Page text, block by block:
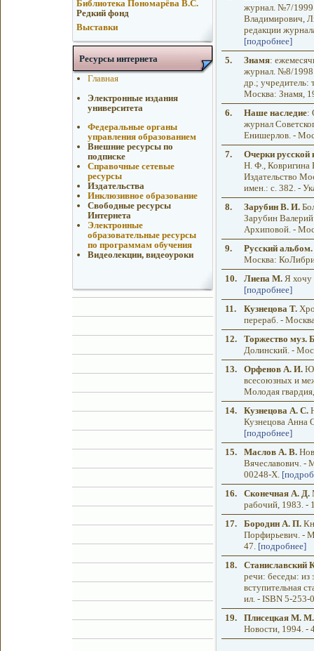
Библиотека Пономарёва В.С.
Редкий фонд
Выставки
Ресурсы интернета
Главная
Электронные издания
университета
Федеральные органы
управления образованием
Внешние ресурсы по
подписке
Справочные сетевые
ресурсы
Издательства
Инклюзивное образование
Свободные ресурсы
Интернета
Электронные
образовательные ресурсы
по программам обучения
Видеолекции, видеоуроки
журнал. №7/1999
Владимирович,
редакции
[подробнее]
5.
Знамя:
журнал. №8/1998
др.; учредитель:
Москва: Знамя,
6.
Наше наследие:
журнал
Енишерлов. -
7.
Очерки
Н. Ф., Ковригина
Издательство
имен.: с. 382. -
8.
Зарубин В. И.
Зарубин
Архиповой. -
9.
Русский
Москва:
10.
Лиепа М.Я хочу
[подробнее]
11.
Кузнецова Т.
перераб. -
12.
Торжество муз.
Долинский. -
13.
Орфенов А. И.
всесоюзных и
Молодая
14.
Кузнецова А. С.
Кузнецова Анна
[подробнее]
15.
Маслов А. В.
Вячеславович. -
00248-Х.
16.
Сконечная А. Д.
рабочий, 1983. -
17.
Бородин А. П.
Порфирьевич. -
47. [подробнее]
18.
Станиславский
речи: беседы: из
вступительная
ил. - ISBN 5-
19.
Плисецкая М. М.
Новости, 1994. -